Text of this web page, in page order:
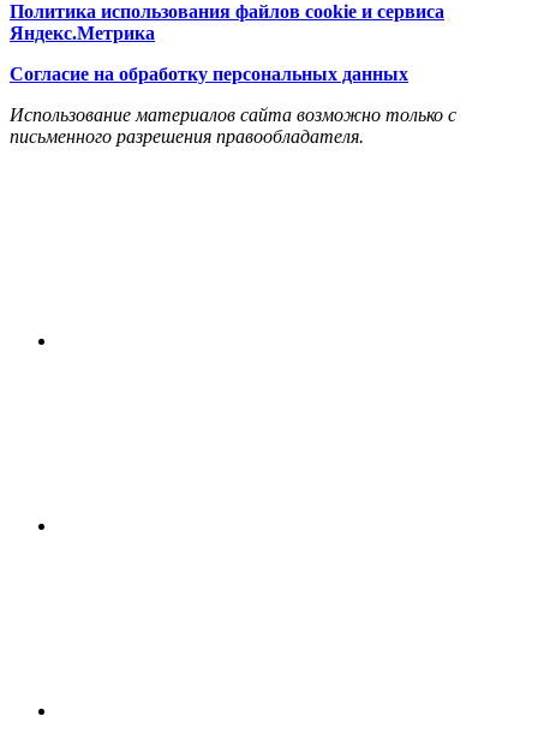
Политика использования файлов cookie и сервиса
Яндекс.Метрика
Согласие на обработку персональных данных
Использование материалов сайта возможно только с
письменного разрешения правообладателя.